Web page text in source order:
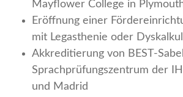
Mayflower College in
Eröffnung einer
mit Legasthenie oder
Akkreditierung von BEST-
Sprachprüfungszentrum der
und Madrid